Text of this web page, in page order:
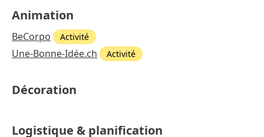
Animation
BeCorpo Activité
Une-Bonne-Idée.ch Activité
Décoration
Logistique & planification